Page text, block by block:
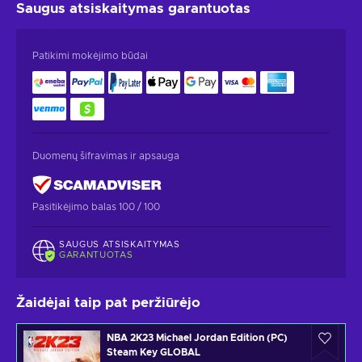
Saugus atsiskaitymas garantuotas
Patikimi mokėjimo būdai
Duomenų šifravimas ir apsauga
Pasitikėjimo balas 100 / 100
SAUGUS ATSISKAITYMAS
GARANTUOTAS
Žaidėjai taip pat peržiūrėjo
NBA 2K23 Michael Jordan Edition (PC)
Steam Key GLOBAL